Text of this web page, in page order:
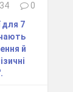
0
для 7
й